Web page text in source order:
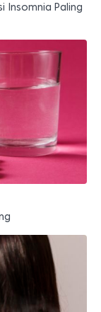
Insomnia Paling